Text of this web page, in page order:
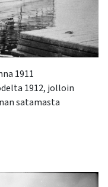
1911
1912, jolloin
satamasta